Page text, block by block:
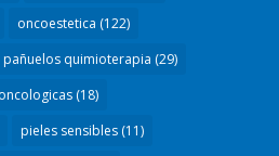
oncoestetica (122)
pañuelos quimioterapia (29)
(18)
pieles sensibles(11)